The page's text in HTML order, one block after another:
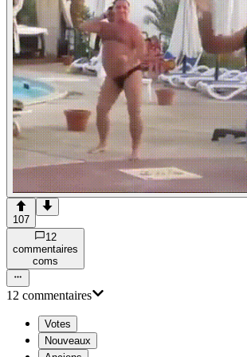
107
12
commentaires
coms
12 commentaires
Votes
Nouveaux